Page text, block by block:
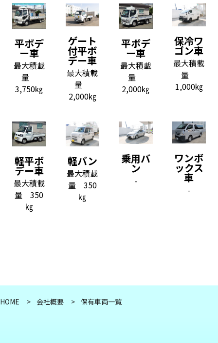
平ボデ
ー車
最大積載
量
3,750㎏
ゲート
付平ボ
デー車
最大積載
量
2,000㎏
平ボデ
ー車
最大積載
量
2,000㎏
保冷ワ
ゴン車
最大積載
量
1,000㎏
軽平ボ
デー車
最大積載
量 350
㎏
軽バン
最大積載
量 350
㎏
乗用バ
ン
-
ワンボ
ックス
車
-
HOME 会社概要 保有車両一覧